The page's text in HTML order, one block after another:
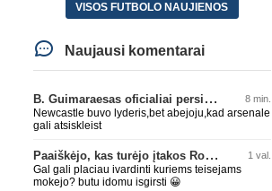
VISOS FUTBOLO NAUJIENOS
Naujausi komentarai
B. Guimaraesas oficialiai persikėlė į „Arsenal“ klubą 8 min.
Newcastle buvo lyderis,bet abejoju,kad arsenale
gali atsiskleist
Paaiškėjo, kas turėjo įtakos Rodri sprendimui pasirinkti Barselonos pusę 1 val.
Gal gali placiau ivardinti kuriems teisejams
mokejo? butu idomu isgirsti 😀